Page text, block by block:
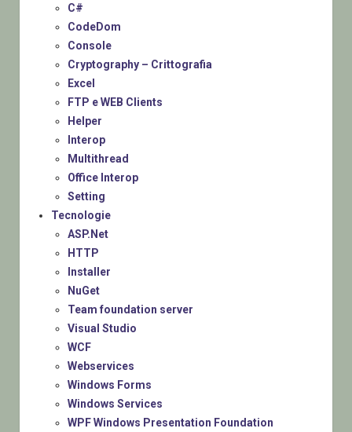
C#
CodeDom
Console
Cryptography – Crittografia
Excel
FTP e WEB Clients
Helper
Interop
Multithread
Office Interop
Setting
Tecnologie
ASP.Net
HTTP
Installer
NuGet
Team foundation server
Visual Studio
WCF
Webservices
Windows Forms
Windows Services
WPF Windows Presentation Foundation